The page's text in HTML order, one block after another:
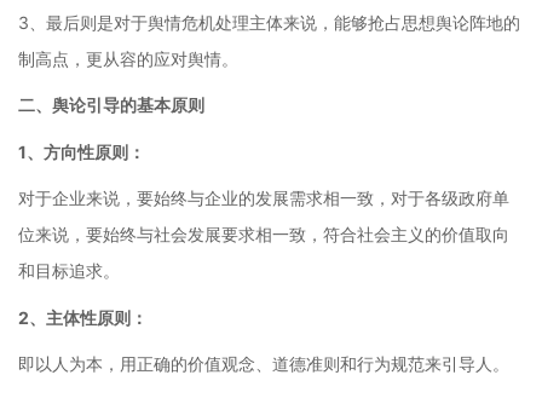
3、最后则是对于舆情危机处理主体来说，能够抢占思想舆论阵地的
制高点，更从容的应对舆情。
二、舆论引导的基本原则
1、方向性原则：
对于企业来说，要始终与企业的发展需求相一致，对于各级政府单
位来说，要始终与社会发展要求相一致，符合社会主义的价值取向
和目标追求。
2、主体性原则：
即以人为本，用正确的价值观念、道德准则和行为规范来引导人。